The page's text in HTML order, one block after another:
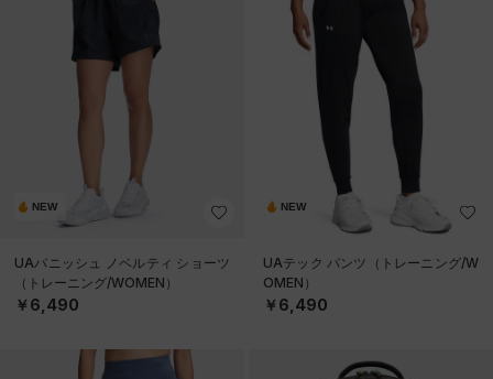
NEW
UAバニッシュ ノベルティ ショーツ
（トレーニング/WOMEN）
￥6,490
NEW
UAテック パンツ（トレーニング/W
OMEN）
￥6,490